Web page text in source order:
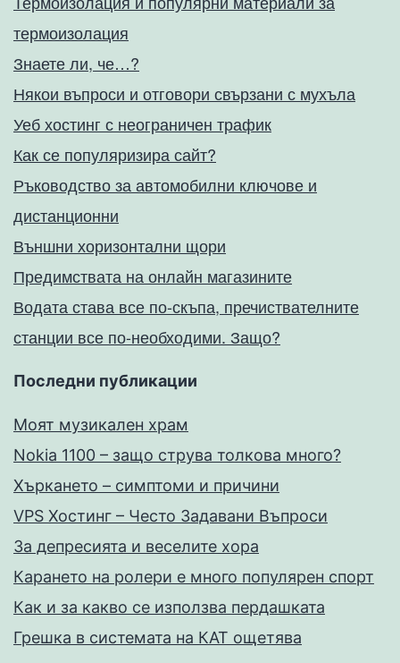
термоизолация
Знаете ли, че…?
Някои въпроси и отговори свързани с мухъла
Уеб хостинг с неограничен трафик
Как се популяризира сайт?
Ръководство за автомобилни ключове и
дистанционни
Външни хоризонтални щори
Предимствата на онлайн магазините
Водата става все по-скъпа, пречиствателните
станции все по-необходими. Защо?
Последни публикации
Моят музикален храм
Nokia 1100 – защо струва толкова много?
Хъркането – симптоми и причини
VPS Хостинг – Често Задавани Въпроси
За депресията и веселите хора
Карането на ролери е много популярен спорт
Как и за какво се използва пердашката
Грешка в системата на КАТ ощетява